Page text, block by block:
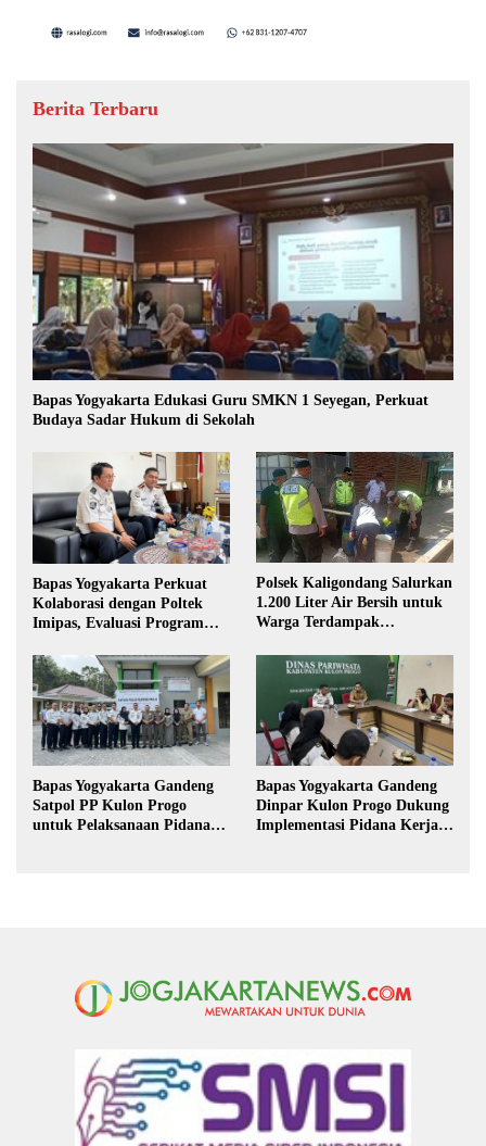
Berita Terbaru
Bapas Yogyakarta Edukasi Guru SMKN 1 Seyegan, Perkuat
Budaya Sadar Hukum di Sekolah
Bapas Yogyakarta Perkuat
Kolaborasi dengan Poltek
Imipas, Evaluasi Program
Polsek Kaligondang Salurkan
1.200 Liter Air Bersih untuk
Warga Terdampak
Bapas Yogyakarta Gandeng
Satpol PP Kulon Progo
untuk Pelaksanaan Pidana
Bapas Yogyakarta Gandeng
Dinpar Kulon Progo Dukung
Implementasi Pidana Kerja